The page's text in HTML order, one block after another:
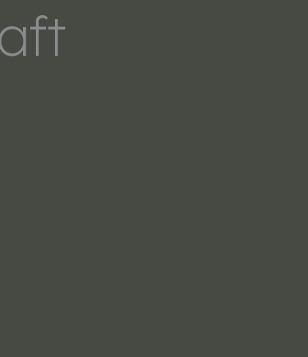
SOBRE NOSOTROS